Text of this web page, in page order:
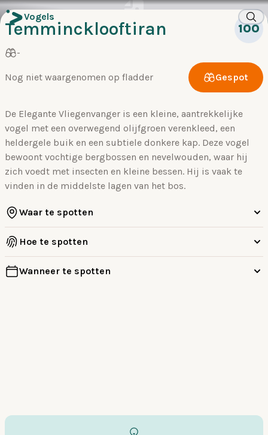
Vogels
Temmincklooftiran 100
-
Nog niet waargenomen op fladder Gespot
De Elegante Vliegenvanger is een kleine, aantrekkelijke
vogel met een overwegend olijfgroen verenkleed, een
heldergele buik en een subtiele donkere kap. Deze vogel
bewoont vochtige bergbossen en nevelwouden, waar hij
zich voedt met insecten en kleine bessen. Hij is vaak te
vinden in de middelste lagen van het bos.
Waar te spotten
Hoe te spotten
Wanneer te spotten